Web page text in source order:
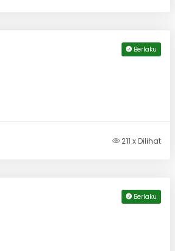
Berlaku
211 x Dilihat
Berlaku